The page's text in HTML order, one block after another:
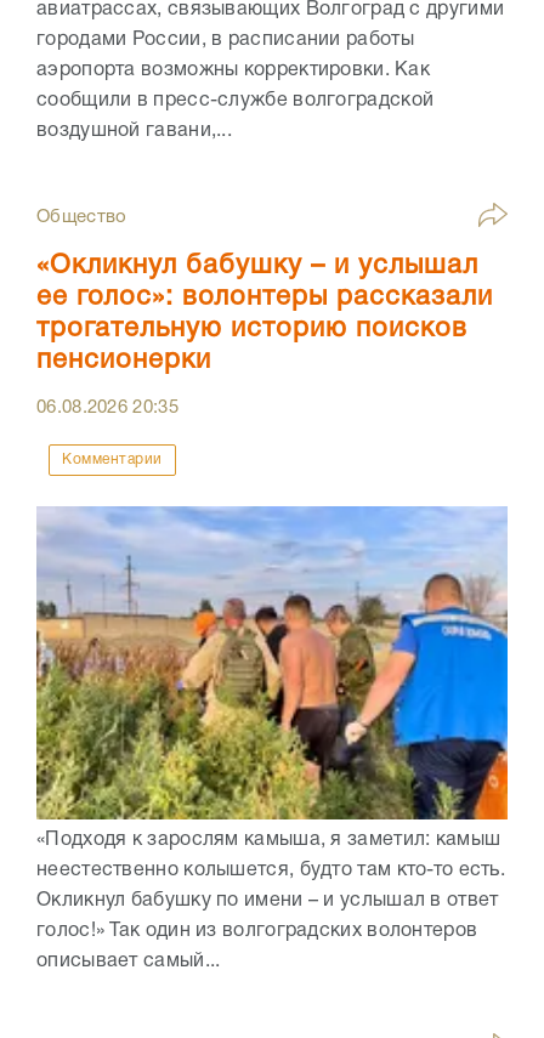
авиатрассах, связывающих Волгоград с другими
городами России, в расписании работы
аэропорта возможны корректировки. Как
сообщили в пресс-службе волгоградской
воздушной гавани,...
Общество
«Окликнул бабушку – и услышал
ее голос»: волонтеры рассказали
трогательную историю поисков
пенсионерки
06.08.202620:35
Комментарии
«Подходя к зарослям камыша, я заметил: камыш
неестественно колышется, будто там кто-то есть.
Окликнул бабушку по имени – и услышал в ответ
голос!» Так один из волгоградских волонтеров
описывает самый...